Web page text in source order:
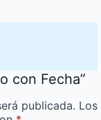
con Fecha”
publicada. Los